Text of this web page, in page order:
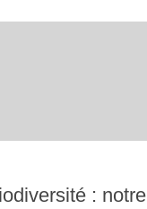
: notre